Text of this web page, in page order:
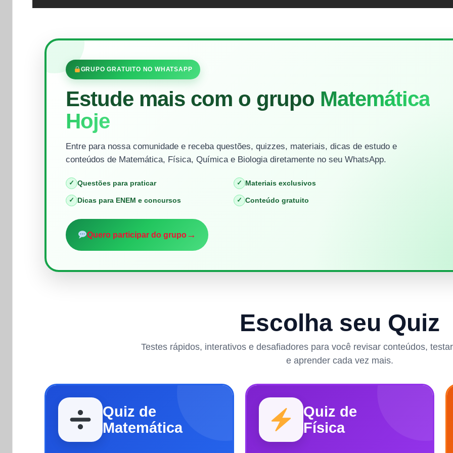
GRUPO GRATUITO NO WHATSAPP
Estude mais com o grupo Matemática
Hoje
Entre para nossa comunidade e receba questões, quizzes, materiais, dicas de estudo e
conteúdos de Matemática, Física, Química e Biologia diretamente no seu WhatsApp.
✓ Questões para praticar ✓ Materiais exclusivos
✓ Dicas para ENEM e concursos ✓ Conteúdo gratuito
Quero participar do grupo→
Escolha seu Quiz
Testes rápidos, interativos e desafiadores para você revisar conteúdos,
e aprender cada vez mais.
Quiz de
Matemática
Quiz de
Física